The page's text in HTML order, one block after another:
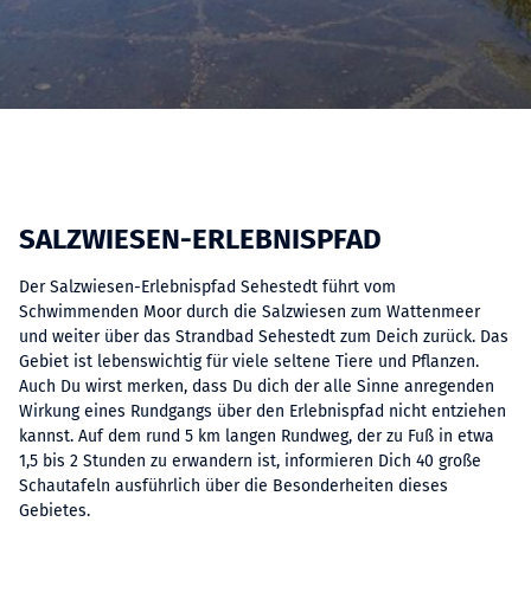
SALZWIESEN-ERLEBNISPFAD
Der Salzwiesen-Erlebnispfad Sehestedt führt vom
Schwimmenden Moor durch die Salzwiesen zum Wattenmeer
und weiter über das Strandbad Sehestedt zum Deich zurück. Das
Gebiet ist lebenswichtig für viele seltene Tiere und Pflanzen.
Auch Du wirst merken, dass Du dich der alle Sinne anregenden
Wirkung eines Rundgangs über den Erlebnispfad nicht entziehen
kannst. Auf dem rund 5 km langen Rundweg, der zu Fuß in etwa
1,5 bis 2 Stunden zu erwandern ist, informieren Dich 40 große
Schautafeln ausführlich über die Besonderheiten dieses
Gebietes.